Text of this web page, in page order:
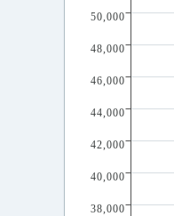
38,000
40,000
42,000
44,000
46,000
48,000
50,000